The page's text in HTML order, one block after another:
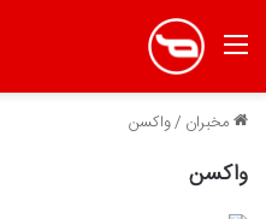
منو
مخبران /واکسن
واکسن